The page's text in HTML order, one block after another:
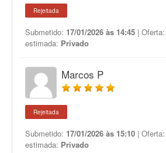
Rejeitada
Submetido: 17/01/2026 às 14:45 | Oferta:
estimada: Privado
Marcos P
Rejeitada
Submetido: 17/01/2026 às 15:10 | Oferta:
estimada: Privado